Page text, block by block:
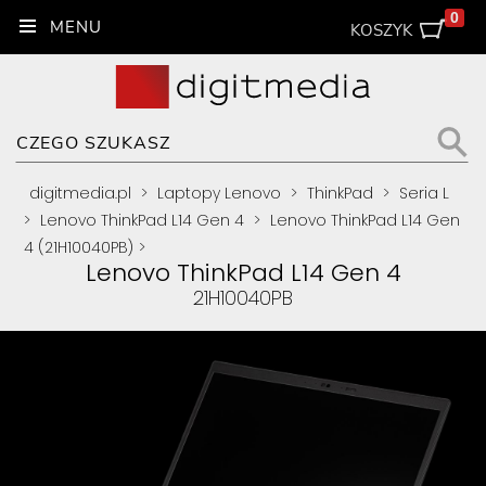
KOSZYK
0
digitmedia.pl > Laptopy Lenovo > ThinkPad > Seria L
> Lenovo ThinkPad L14 Gen 4 > Lenovo ThinkPad L14 Gen
4 (21H10040PB) >
Lenovo ThinkPad L14 Gen 4
21H10040PB